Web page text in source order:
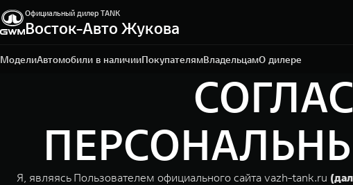
Официальный дилер TANK
Восток-Авто Жукова
МоделиАвтомобили в наличииПокупателямВладельцамО дилере
Санкт-Петербург, ул. Портовая, 15, литер Б, помещ. 2-
Н
+7 (812) 703-77-03
Я, являясь Пользователем официального сайта vazh-tank.ru